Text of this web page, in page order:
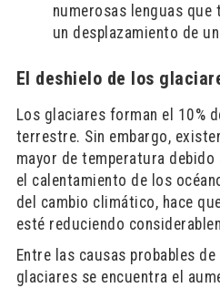
numerosas lenguas que
un desplazamiento de
El deshielo de los
Los glaciares forman el 10%
terrestre. Sin embargo,
mayor de temperatura debido
el calentamiento de los
del cambio climático, hace
esté reduciendo
Entre las causas probables
glaciares se encuentra el